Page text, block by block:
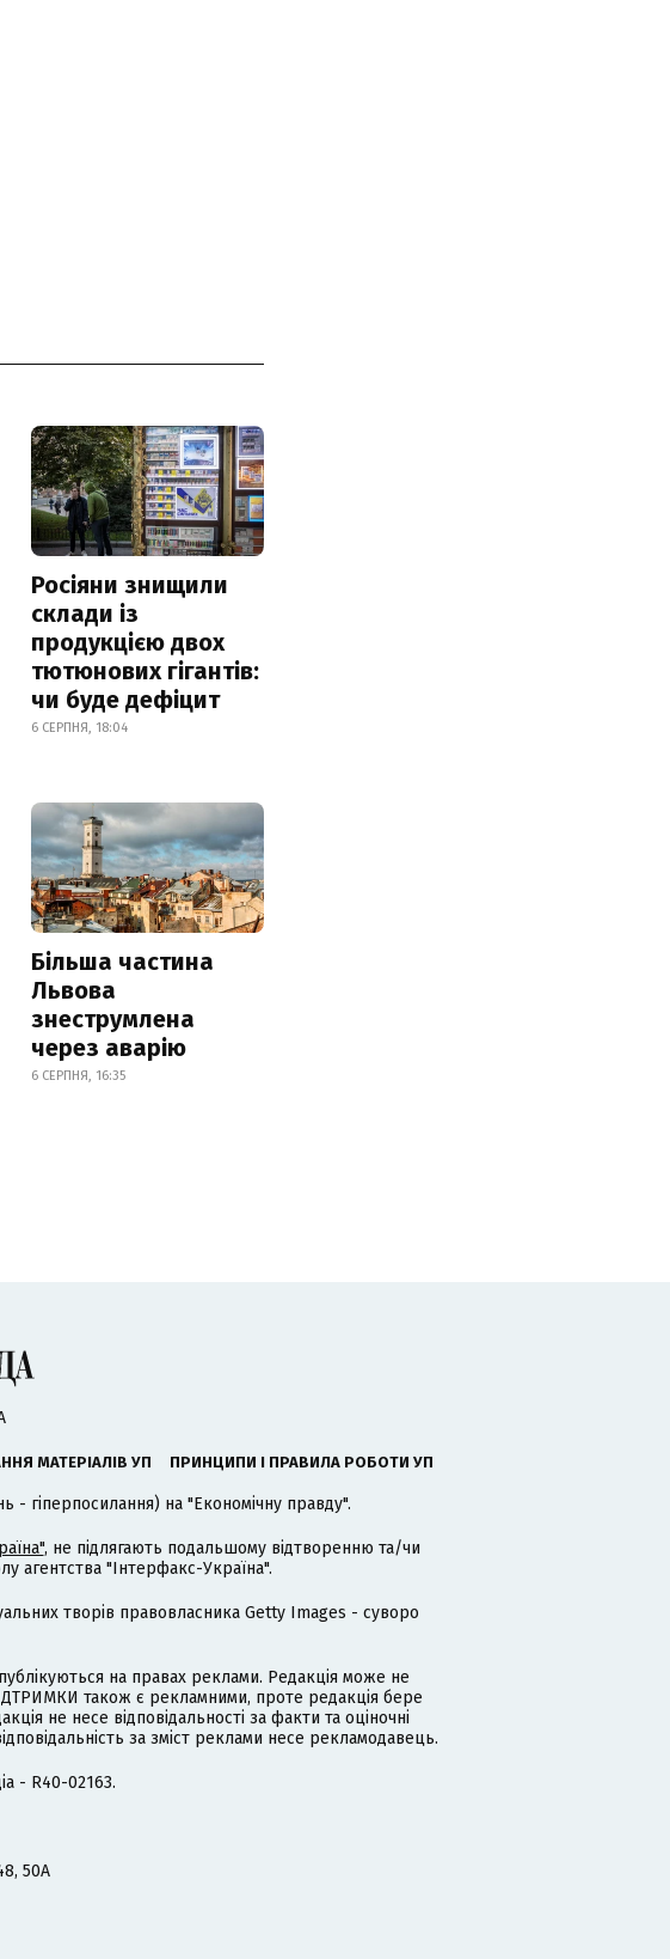
Росіяни знищили
склади із
продукцією двох
тютюнових гігантів:
чи буде дефіцит
6 СЕРПНЯ, 18:04
Більша частина
Львова
знеструмлена
через аварію
6 СЕРПНЯ, 16:35
МАТЕРІАЛІВ УП ПРИНЦИПИ І ПРАВИЛА РОБОТИ УП
- гіперпосилання) на "Економічну правду".
, не підлягають подальшому відтворенню та/чи
агентства "Інтерфакс-Україна".
творів правовласника Getty Images - суворо
на правах реклами. Редакція може не
також є рекламними, проте редакція бере
не несе відповідальності за факти та оціночні
за зміст реклами несе рекламодавець.
- R40-02163.
50А